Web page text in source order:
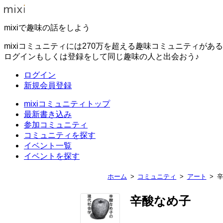
mixiで趣味の話をしよう
mixiコミュニティには270万を超える趣味コミュニティがある
ログインもしくは登録をして同じ趣味の人と出会おう♪
ログイン
新規会員登録
mixiコミュニティトップ
最新書き込み
参加コミュニティ
コミュニティを探す
イベント一覧
イベントを探す
ホーム コミュニティ アート
辛酸なめ子